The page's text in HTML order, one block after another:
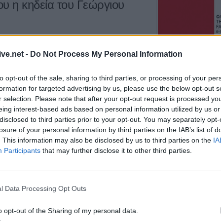
- Do Not Process My Personal Information
opt-out of the sale, sharing to third parties, or processing of your
for targeted advertising by us, please use the below opt-out
selection. Please note that after your opt-out request is processed
interest-based ads based on personal information utilized by us
to third parties prior to your opt-out. You may separately
of your personal information by third parties on the IAB’s list of
This information may also be disclosed by us to third parties on the
Participants that may further disclose it to other third parties.
Data Processing Opt Outs
opt-out of the Sharing of my personal data.
η κηδεία του Γεώργιου
Θεοτόκουτης κοινότητας
17 Ιουλίου 2026, 10:45
η κηδεία του
της κοινότηταςΜαταράγκας
παρέμβαση από
Ειρήνης
Ο Φονσέκα
Μόντρεαλ
Το Σάββατο 8
40ήμερο
Κωνσταντίας
Τσιούκα
5 Αυγούστου 2026, 20:25
Το Σάββατο 8
5 Αυγούστου 2026, 20:15